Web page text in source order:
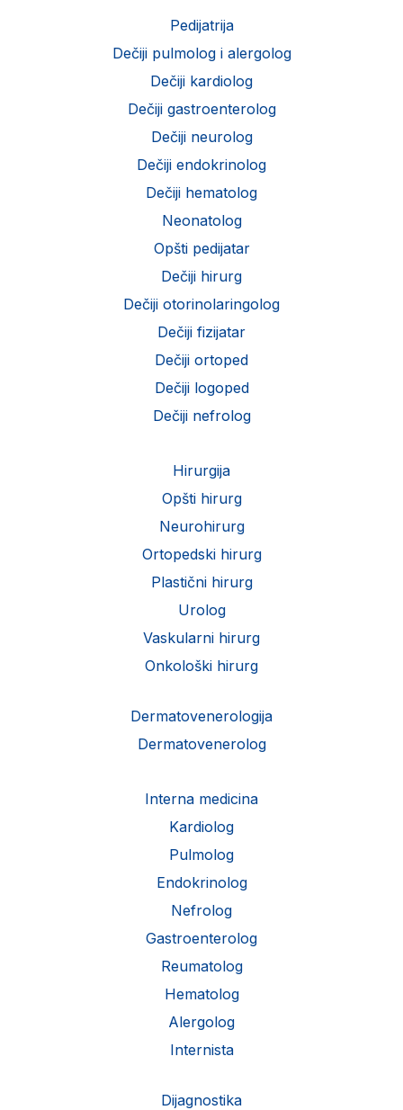
Pedijatrija
Dečiji pulmolog i alergolog
Dečiji kardiolog
Dečiji gastroenterolog
Dečiji neurolog
Dečiji endokrinolog
Dečiji hematolog
Neonatolog
Opšti pedijatar
Dečiji hirurg
Dečiji otorinolaringolog
Dečiji fizijatar
Dečiji ortoped
Dečiji logoped
Dečiji nefrolog
Hirurgija
Opšti hirurg
Neurohirurg
Ortopedski hirurg
Plastični hirurg
Urolog
Vaskularni hirurg
Onkološki hirurg
Dermatovenerologija
Dermatovenerolog
Interna medicina
Kardiolog
Pulmolog
Endokrinolog
Nefrolog
Gastroenterolog
Reumatolog
Hematolog
Alergolog
Internista
Dijagnostika